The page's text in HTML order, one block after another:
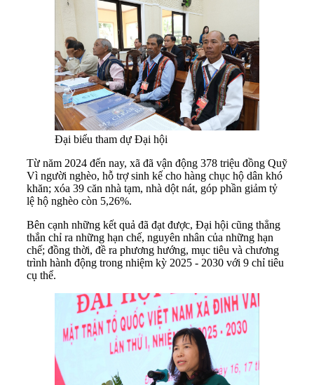
Đại biểu tham dự Đại hội
Từ năm 2024 đến nay, xã đã vận động 378 triệu đồng Quỹ
Vì người nghèo, hỗ trợ sinh kế cho hàng chục hộ dân khó
khăn; xóa 39 căn nhà tạm, nhà dột nát, góp phần giảm tỷ
lệ hộ nghèo còn 5,26%.
Bên cạnh những kết quả đã đạt được, Đại hội cũng thẳng
thắn chỉ ra những hạn chế, nguyên nhân của những hạn
chế; đồng thời, đề ra phương hướng, mục tiêu và chương
trình hành động trong nhiệm kỳ 2025 - 2030 với 9 chỉ tiêu
cụ thể.